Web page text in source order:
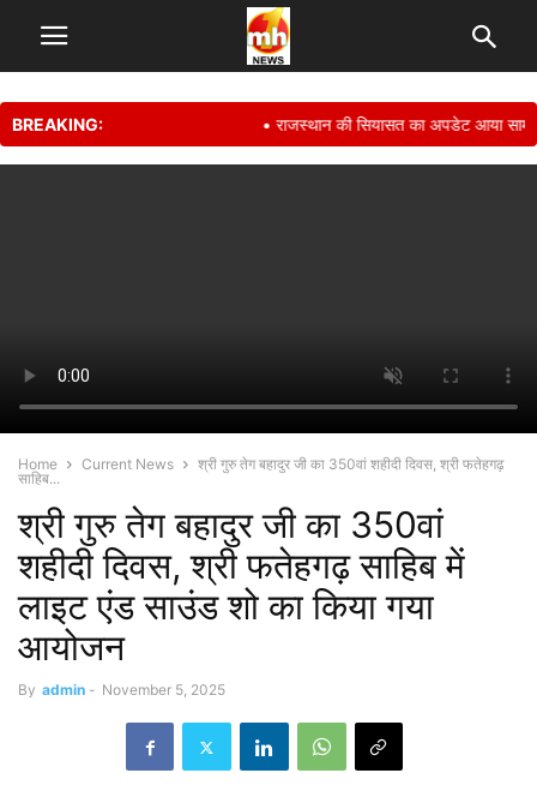
BREAKING: • राजस्थान की सियासत का अपडेट आया
Home Current News
श्री गुरु तेग बहादुर जी का 350वां शहीदी दिवस, श्री फतेहगढ़
साहिब...
श्री गुरु तेग बहादुर जी का 350वां
शहीदी दिवस, श्री फतेहगढ़ साहिब में
लाइट एंड साउंड शो का किया गया
आयोजन
By admin - November 5, 2025